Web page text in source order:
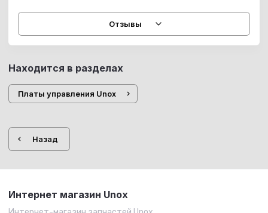
Отзывы
Находится в разделах
Платы управления Unox
Назад
Интернет магазин Unox